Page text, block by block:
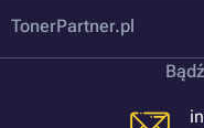
TonerPartner.pl